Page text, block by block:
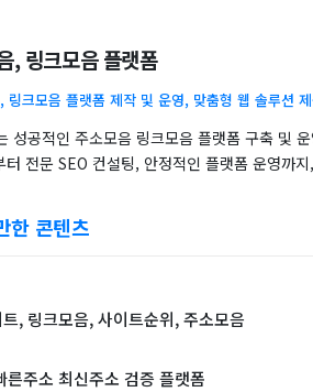
, 링크모음 플랫폼
크모음 플랫폼 제작 및 운영, 맞춤형 웹 솔루션
공적인 주소모음 링크모음 플랫폼 구축 및
전문 SEO 컨설팅, 안정적인 플랫폼 운영까
한 콘텐츠
, 링크모음, 사이트순위, 주소모음
주소 최신주소 검증 플랫폼